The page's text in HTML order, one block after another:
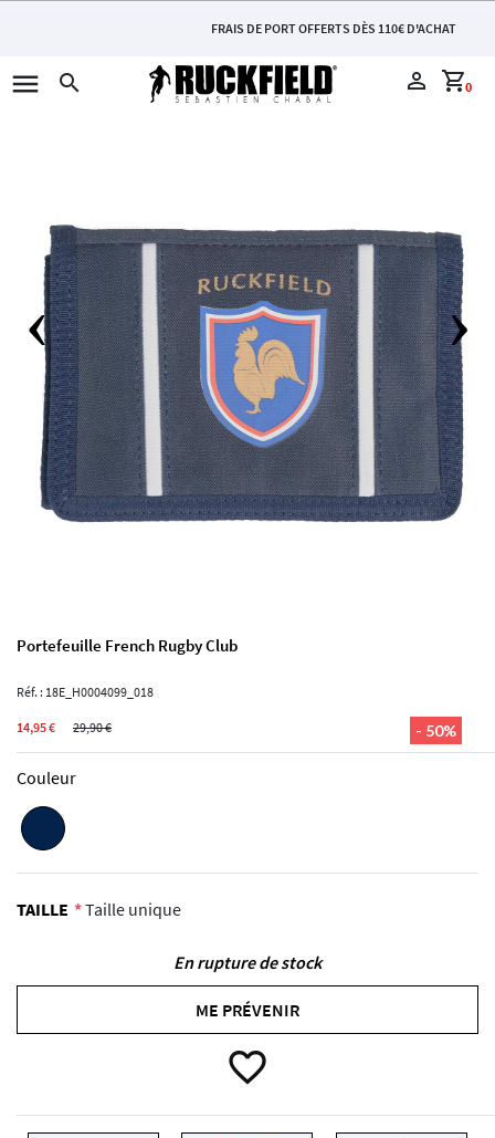
FRAIS DE PORT OFFERTS DÈS 110€ D'ACHAT
menu search perm_identity 0
shopping_cart
Portefeuille French Rugby Club
Réf. : 18E_H0004099_018
- 50%
14,95 € 29,90 €
Couleur
TAILLE Taille unique
En rupture de stock
ME PRÉVENIR
favorite_border